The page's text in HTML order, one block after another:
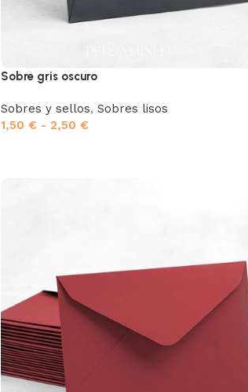
Sobre gris oscuro
Sobres y sellos, Sobres lisos
1,50 € - 2,50 €